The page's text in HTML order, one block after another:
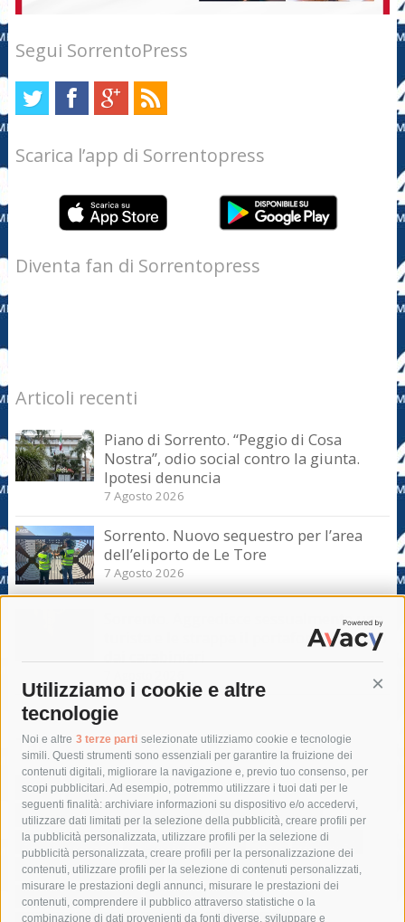
Utilizziamo i cookie e altre
tecnologie
Noi e altre 3 terze parti selezionate utilizziamo cookie e tecnologie
simili. Questi strumenti sono essenziali per garantire la fruizione dei
contenuti digitali, migliorare la navigazione e, previo tuo consenso, per
scopi pubblicitari. Ad esempio, potremmo utilizzare i tuoi dati per le
seguenti finalità: archiviare informazioni su dispositivo e/o accedervi,
utilizzare dati limitati per la selezione della pubblicità, creare profili per
la pubblicità personalizzata, utilizzare profili per la selezione di
pubblicità personalizzata, creare profili per la personalizzazione dei
contenuti, utilizzare profili per la selezione di contenuti personalizzati,
misurare le prestazioni degli annunci, misurare le prestazioni dei
contenuti, comprendere il pubblico attraverso statistiche o la
combinazione di dati provenienti da fonti diverse, sviluppare e
Segui SorrentoPress
Scarica l’app di Sorrentopress
Diventa fan di Sorrentopress
Articoli recenti
Piano di Sorrento. “Peggio di Cosa
Nostra”, odio social contro la giunta.
Ipotesi denuncia
7 Agosto 2026
Sorrento. Nuovo sequestro per l’area
dell’eliporto de Le Tore
7 Agosto 2026
Sorrento. Aggredisce sessualmente una
turista e le strappa il portafogli, fermato
dai carabinieri
Tag
acqua allerta meteo
anas
area marina protetta di punta campanella
arresto
Asl Napoli 3 sud
capitaneria di porto capri
carabinieri
castellammare di stabia
circumvesuviana
comune di sorrento
concerto
contagi